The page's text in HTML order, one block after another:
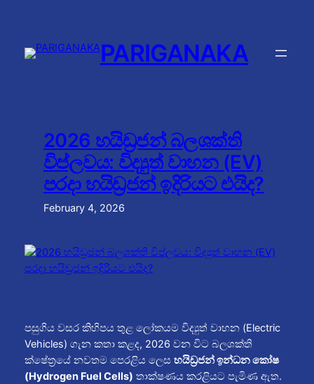
content
PARIGANAKA
2026 හයිඩ්‍රජන් බලශක්ති
විප්ලවය: විද්‍යුත් වාහන (EV)
පරදා හයිඩ්‍රජන් ඉදිරියට එයිද?
February 4, 2026
පසුගිය වසර කිහිපය තුළ ලෝකයම විද්‍යුත් වාහන (Electric
Vehicles) ගැන කතා කළද, 2026 වන විට බලශක්ති
ක්ෂේත්‍රයේ නවතම පෙරළිය ලෙස හයිඩ්‍රජන් ඉන්ධන කෝෂ
(Hydrogen Fuel Cells) තාක්ෂණය කරළියට පැමිණ ඇත.